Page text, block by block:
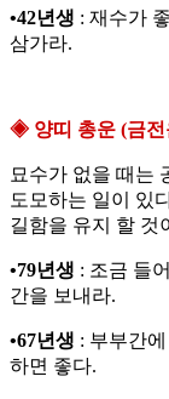
•42년생 : 재수가
삼가라.
◈ 양띠 총운 (금전
묘수가 없을 때는
도모하는 일이 있
길함을 유지 할 것
•79년생 : 조금 들
간을 보내라.
•67년생 : 부부간
하면 좋다.